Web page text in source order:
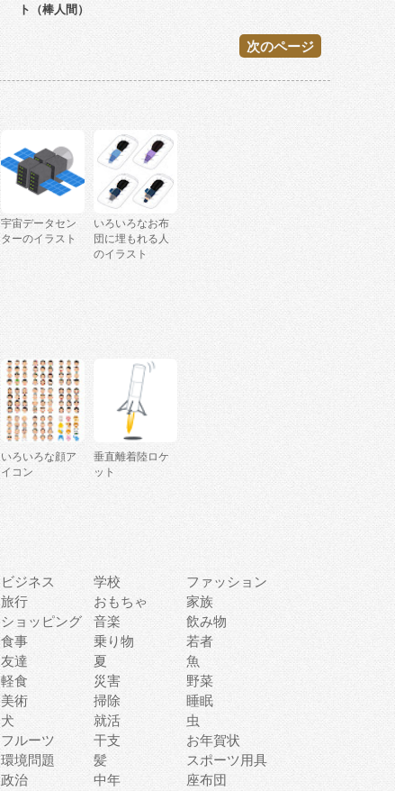
ト（棒人間）
次のページ
宇宙データセン
ターのイラスト
いろいろなお布
団に埋もれる人
のイラスト
いろいろな顔ア
イコン
垂直離着陸ロケ
ット
ビジネス 学校
ファッション
旅行 おもちゃ
家族
ショッピング 音楽
飲み物
食事 乗り物
若者
友達 夏
魚
軽食
災害
野菜
美術 掃除
睡眠
犬 就活
虫
フルーツ 干支
お年賀状
環境問題 髪
スポーツ用具
政治 中年
座布団